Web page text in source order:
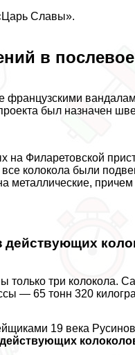
Славы».
в
был назначен
на Филаретовской
колокола были
металлические,
только три колокола.
— 65 тонн 320
19 века